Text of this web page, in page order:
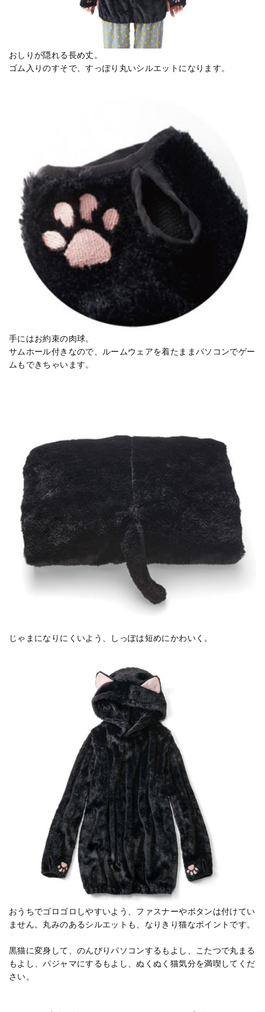
おしりが隠れる長め丈。
ゴム入りのすそで、すっぽり丸いシルエットになります。
手にはお約束の肉球。
サムホール付きなので、ルームウェアを着たままパソコンでゲー
ムもできちゃいます。
じゃまになりにくいよう、しっぽは短めにかわいく。
おうちでゴロゴロしやすいよう、ファスナーやボタンは付けてい
ません。丸みのあるシルエットも、なりきり猫なポイントです。
黒猫に変身して、のんびりパソコンするもよし、こたつで丸まる
もよし、パジャマにするもよし、ぬくぬく猫気分を満喫してくだ
さい。